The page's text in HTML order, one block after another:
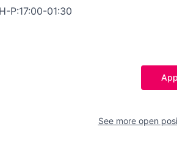
P:17:00-01:30
See more open